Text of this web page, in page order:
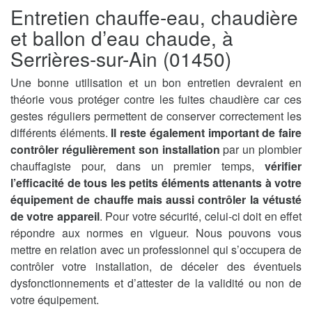
Entretien chauffe-eau, chaudière
et ballon d’eau chaude, à
Serrières-sur-Ain (01450)
Une bonne utilisation et un bon entretien devraient en
théorie vous protéger contre les fuites chaudière car ces
gestes réguliers permettent de conserver correctement les
différents éléments. Il reste également important de faire
contrôler régulièrement son installation par un plombier
chauffagiste pour, dans un premier temps, vérifier
l’efficacité de tous les petits éléments attenants à votre
équipement de chauffe mais aussi contrôler la vétusté
de votre appareil. Pour votre sécurité, celui-ci doit en effet
répondre aux normes en vigueur. Nous pouvons vous
mettre en relation avec un professionnel qui s’occupera de
contrôler votre installation, de déceler des éventuels
dysfonctionnements et d’attester de la validité ou non de
votre équipement.